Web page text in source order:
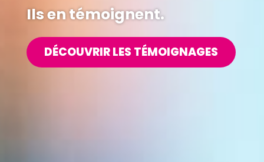
Ils en témoignent.
DÉCOUVRIR LES TÉMOIGNAGES